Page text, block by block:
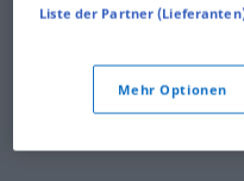
Liste der Partner
Mehr Optionen